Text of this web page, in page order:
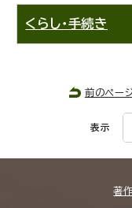
くらし・手続き
前のペー
表示
著